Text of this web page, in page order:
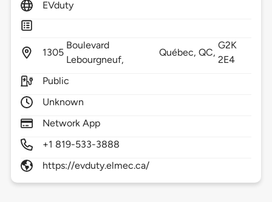
EVduty
1305
Boulevard
Lebourgneuf,
Québec, QC,
G2K
2E4
Public
Unknown
Network App
+1 819-533-3888
https://evduty.elmec.ca/